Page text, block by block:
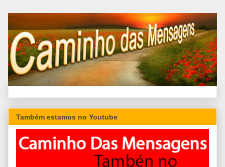
Também estamos no Youtube